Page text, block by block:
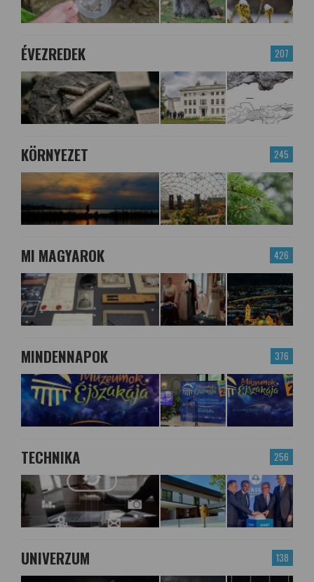
207
ÉVEZREDEK
245
KÖRNYEZET
426
MI MAGYAROK
376
MINDENNAPOK
256
TECHNIKA
138
UNIVERZUM